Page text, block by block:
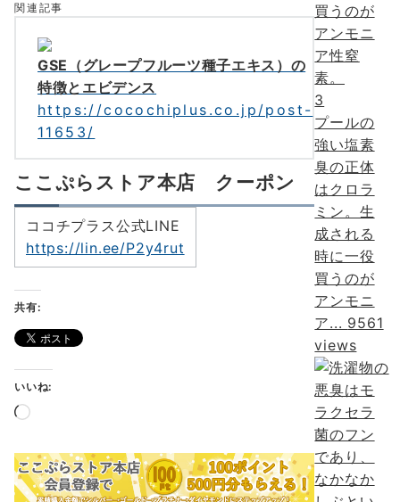
関連記事
GSE（グレープフルーツ種子エキス）の
特徴とエビデンス
https://cocochiplus.co.jp/post-
11653/
ここぷらストア本店 クーポン
ココチプラス公式LINE
https://lin.ee/P2y4rut
共有:
いいね:
読
込
み
3
プールの
強い塩素
臭の正体
はクロラ
ミン。生
成される
時に一役
買うのが
アンモニ
ア... 9561
views